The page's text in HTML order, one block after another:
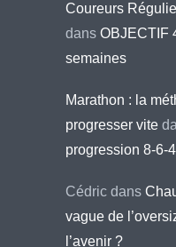
Coureurs
dans OBJECTIF
semaines
Marathon : la
progresser vite
progression 8-6-
Cédric dans
vague de
l’avenir ?